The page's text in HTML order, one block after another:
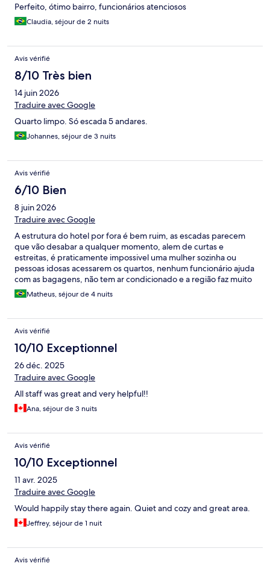
Perfeito, ótimo bairro, funcionários atenciosos
Claudia, séjour de 2 nuits
Avis vérifié
8/10 Très bien
14 juin 2026
Traduire avec Google
Quarto limpo. Só escada 5 andares.
Johannes, séjour de 3 nuits
Avis vérifié
6/10 Bien
8 juin 2026
Traduire avec Google
A estrutura do hotel por fora é bem ruim, as escadas parecem
que vão desabar a qualquer momento, alem de curtas e
estreitas, é praticamente impossivel uma mulher sozinha ou
pessoas idosas acessarem os quartos, nenhum funcionário ajuda
com as bagagens, não tem ar condicionado e a região faz muito
barulho, as toalhas, roupas de cama e travesseiros não pareciam
limpos.
Matheus, séjour de 4 nuits
Avis vérifié
10/10 Exceptionnel
26 déc. 2025
Traduire avec Google
All staff was great and very helpful!!
Ana, séjour de 3 nuits
Avis vérifié
10/10 Exceptionnel
11 avr. 2025
Traduire avec Google
Would happily stay there again. Quiet and cozy and great area.
Jeffrey, séjour de 1 nuit
Avis vérifié